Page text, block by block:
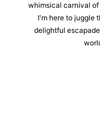
whimsical carnival
I'm here to juggle
delightful